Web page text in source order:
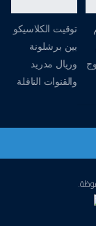
توقيت الكلاسيكو
بين برشلونة
وريال مدريد
والقنوات الناقلة